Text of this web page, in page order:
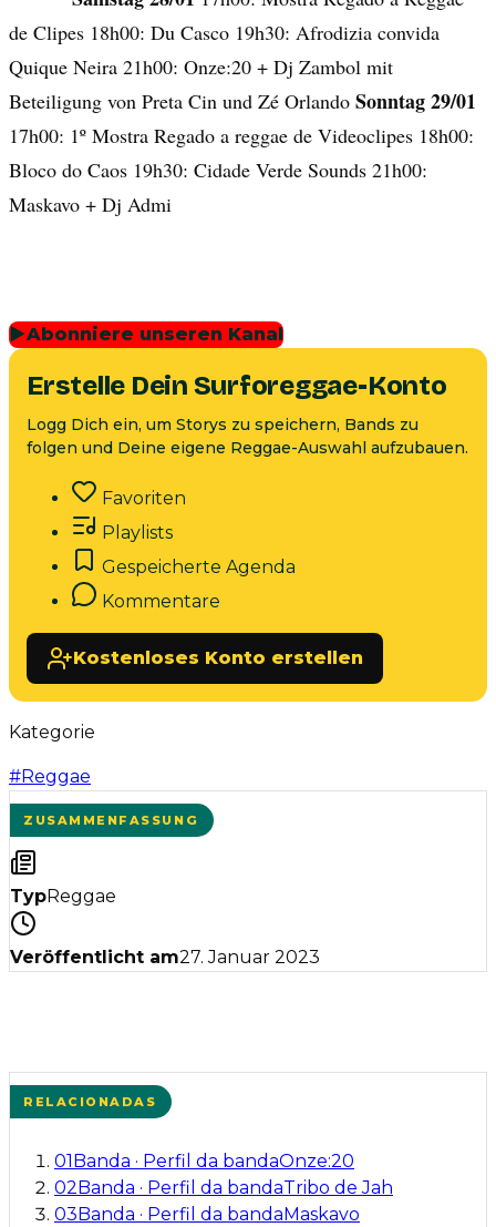
de Clipes 18h00: Du Casco 19h30: Afrodizia convida
Quique Neira 21h00: Onze:20 + Dj Zambol mit
Beteiligung von Preta Cin und Zé Orlando Sonntag 29/01
17h00: 1º Mostra Regado a reggae de Videoclipes 18h00:
Bloco do Caos 19h30: Cidade Verde Sounds 21h00:
Maskavo + Dj Admi
▶Abonniere unseren Kanal
Erstelle Dein Surforeggae-Konto
Logg Dich ein, um Storys zu speichern, Bands zu
folgen und Deine eigene Reggae-Auswahl aufzubauen.
Favoriten
Playlists
Gespeicherte Agenda
Kommentare
Kostenloses Konto erstellen
Kategorie
#Reggae
ZUSAMMENFASSUNG
TypReggae
Veröffentlicht am27. Januar 2023
RELACIONADAS
01 Banda · Perfil da bandaOnze:20
02 Banda · Perfil da bandaTribo de Jah
03 Banda · Perfil da banda Maskavo